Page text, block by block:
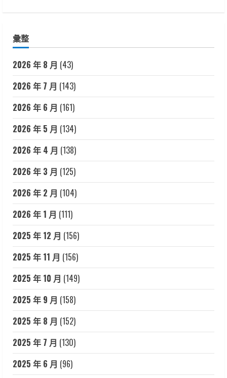
彙整
2026 年 8 月 (43)
2026 年 7 月 (143)
2026 年 6 月 (161)
2026 年 5 月 (134)
2026 年 4 月 (138)
2026 年 3 月 (125)
2026 年 2 月 (104)
2026 年 1 月 (111)
2025 年 12 月 (156)
2025 年 11 月 (156)
2025 年 10 月 (149)
2025 年 9 月 (158)
2025 年 8 月 (152)
2025 年 7 月 (130)
2025 年 6 月 (96)